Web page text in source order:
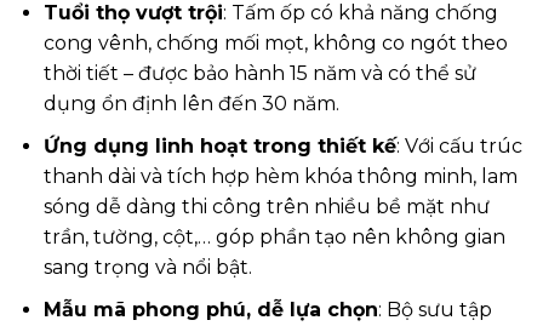
Tuổi thọ vượt trội: Tấm ốp có khả năng chống
cong vênh, chống mối mọt, không co ngót theo
thời tiết – được bảo hành 15 năm và có thể sử
dụng ổn định lên đến 30 năm.
Ứng dụng linh hoạt trong thiết kế: Với cấu trúc
thanh dài và tích hợp hèm khóa thông minh, lam
sóng dễ dàng thi công trên nhiều bề mặt như
trần, tường, cột,… góp phần tạo nên không gian
sang trọng và nổi bật.
Mẫu mã phong phú, dễ lựa chọn: Bộ sưu tập